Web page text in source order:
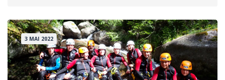
3 MAI 2022